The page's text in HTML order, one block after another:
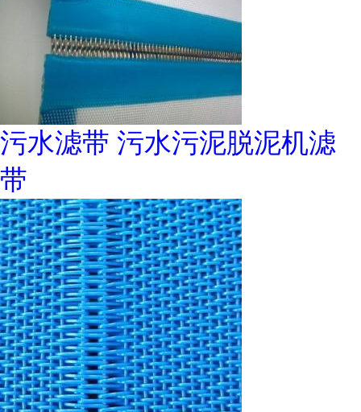
污水滤带 污水污泥脱泥机滤
带